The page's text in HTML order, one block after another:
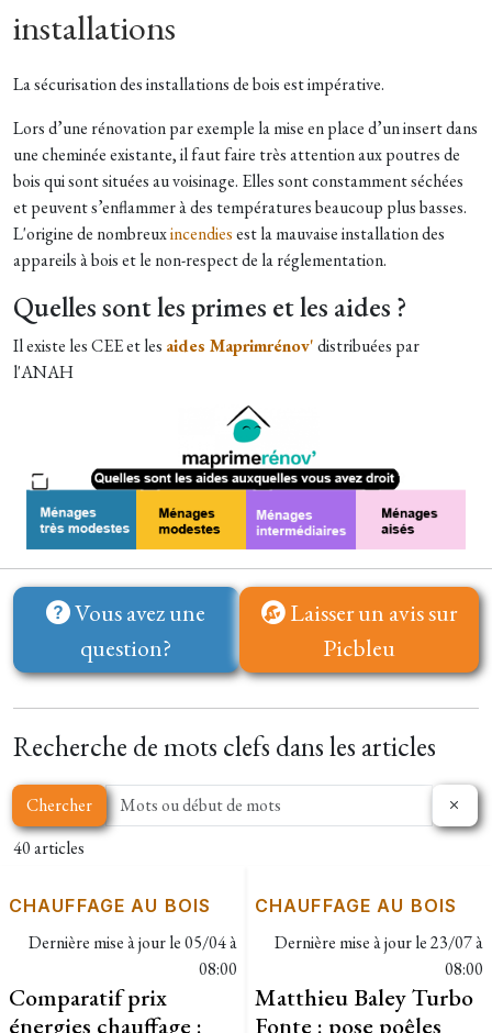
installations
La sécurisation des installations de bois est impérative.
Lors d’une rénovation par exemple la mise en place d’un insert dans
une cheminée existante, il faut faire très attention aux poutres de
bois qui sont situées au voisinage. Elles sont constamment séchées
et peuvent s’enflammer à des températures beaucoup plus basses.
L'origine de nombreuxincendiesest la mauvaise installation des
appareils à bois et le non-respect de la réglementation.
Quelles sont les primes et les aides ?
Il existe les CEE et les aides Maprimrénov'distribuées par
l'ANAH
Vous avez une
question?
Laisser un avis sur
Picbleu
Recherche de mots clefs dans les articles
Chercher
40 articles
CHAUFFAGE AU BOIS
Dernière mise à jour le05/04 à
08:00
Comparatif prix
énergies chauffage :
CHAUFFAGE AU BOIS
Dernière mise à jour le23/07 à
08:00
Matthieu Baley Turbo
Fonte : pose poêles